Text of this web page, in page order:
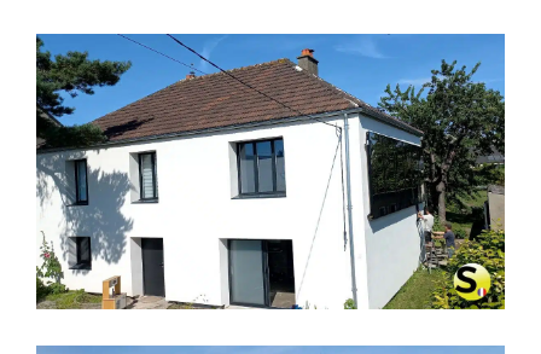
CHAUFFAGE SOLAIRE SOLISART SC1
À CHERBOURG – MANCHE